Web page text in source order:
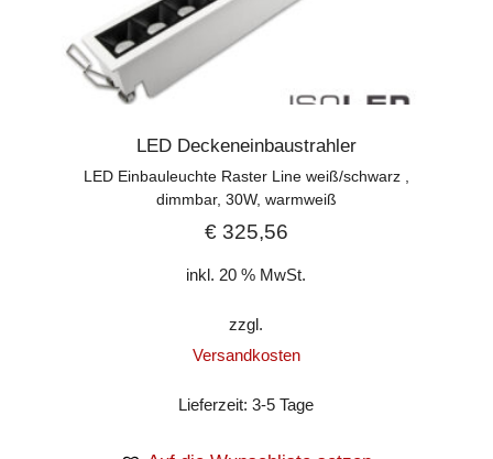
LED Deckeneinbaustrahler
LED Einbauleuchte Raster Line weiß/schwarz ,
dimmbar, 30W, warmweiß
€325,56
inkl. 20 % MwSt.
zzgl.
Versandkosten
Lieferzeit:3-5 Tage